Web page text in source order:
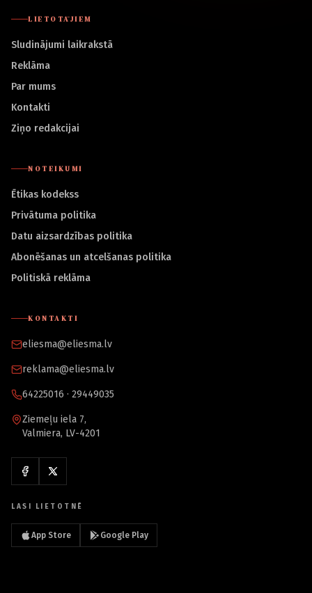
LIETOTĀJIEM
Sludinājumi laikrakstā
Reklāma
Par mums
Kontakti
Ziņo redakcijai
NOTEIKUMI
Ētikas kodekss
Privātuma politika
Datu aizsardzības politika
Abonēšanas un atcelšanas politika
Politiskā reklāma
KONTAKTI
eliesma@eliesma.lv
reklama@eliesma.lv
64225016 · 29449035
Ziemeļu iela 7,
Valmiera, LV-4201
LASI LIETOTNĒ
App Store Google Play